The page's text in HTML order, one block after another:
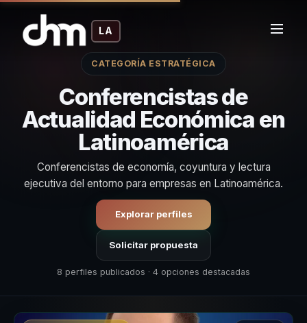
LA
CATEGORÍA ESTRATÉGICA
Conferencistas de
Actualidad Económica en
Latinoamérica
Conferencistas de economía, coyuntura y lectura
ejecutiva del entorno para empresas en Latinoamérica.
Explorar perfiles
Solicitar propuesta
8 perfiles publicados · 4 opciones destacadas